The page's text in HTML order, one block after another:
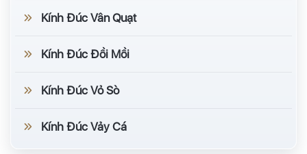
Kính Đúc Vân Quạt
Kính Đúc Đồi Mồi
Kính Đúc Vỏ Sò
Kính Đúc Vảy Cá